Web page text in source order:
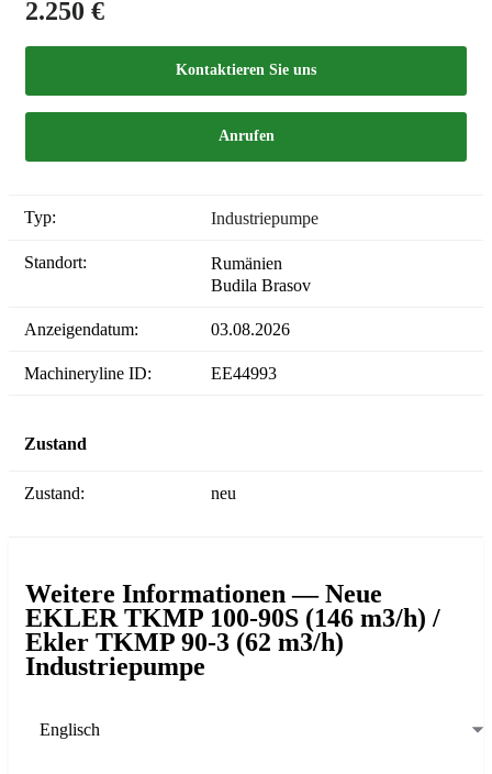
2.250 €
Kontaktieren Sie uns
Anrufen
Typ: Industriepumpe
Standort:
Rumänien
Budila Brasov
Anzeigendatum: 03.08.2026
Machineryline ID: EE44993
Zustand
Zustand: neu
Weitere Informationen — Neue
EKLER TKMP 100-90S (146 m3/h) /
Ekler TKMP 90-3 (62 m3/h)
Industriepumpe
Englisch